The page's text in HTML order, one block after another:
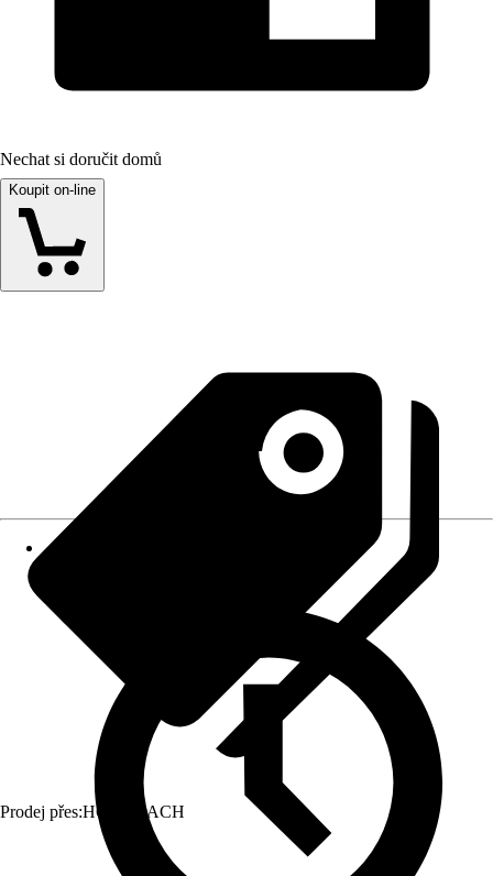
Nechat si doručit domů
Koupit on-line
Prodej přes:HORNBACH